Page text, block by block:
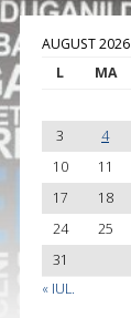
AUGUST 2026
L
MA
« IUL.
3
4
10
11
17
18
24
25
31